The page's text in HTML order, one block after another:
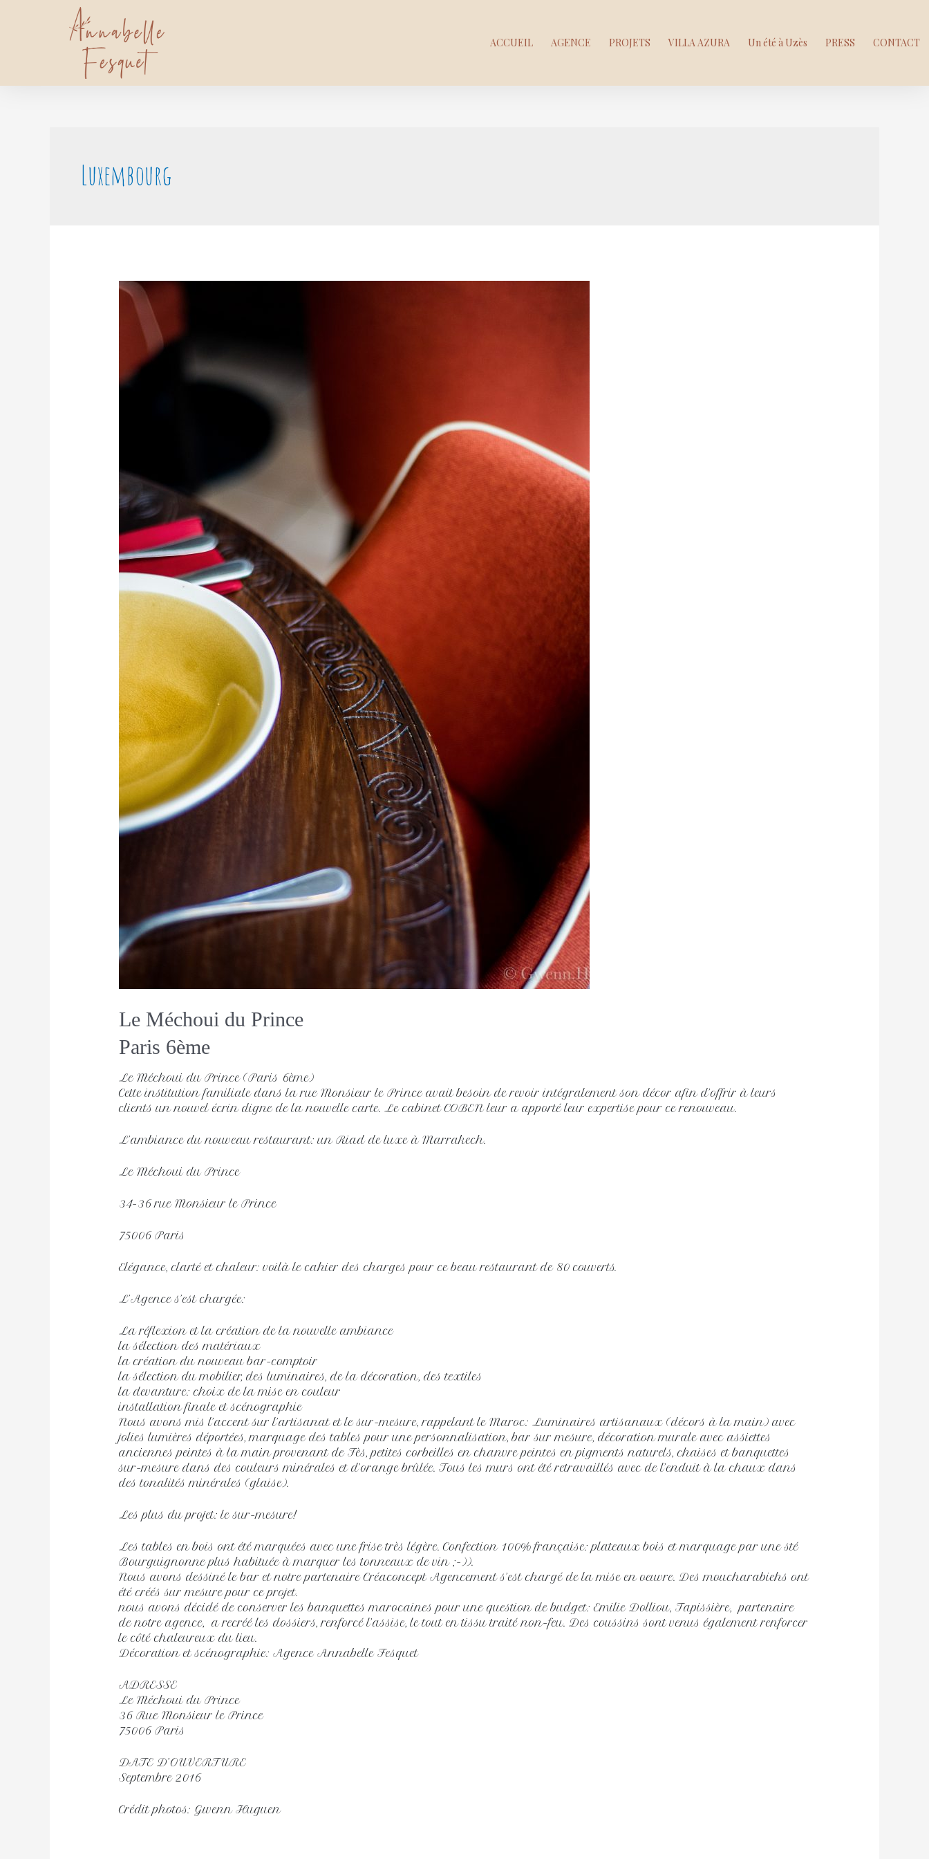
ACCUEIL AGENCE PROJETS VILLA AZURA Un été à Uzès PRESS CONTACT
Luxembourg
Le Méchoui du Prince
Paris 6ème
Le Méchoui du Prince (Paris 6ème)
Cette institution familiale dans la rue Monsieur le Prince avait besoin de revoir intégralement son décor afin d’offrir à leurs
clients un nouvel écrin digne de la nouvelle carte. Le cabinet COBEN leur a apporté leur expertise pour ce renouveau.
L’ambiance du nouveau restaurant: un Riad de luxe à Marrakech.
Le Méchoui du Prince
34-36 rue Monsieur le Prince
75006 Paris
Elégance, clarté et chaleur: voilà le cahier des charges pour ce beau restaurant de 80 couverts.
L’Agence s’est chargée:
La réflexion et la création de la nouvelle ambiance
la sélection des matériaux
la création du nouveau bar-comptoir
la sélection du mobilier, des luminaires, de la décoration, des textiles
la devanture: choix de la mise en couleur
installation finale et scénographie
Nous avons mis l’accent sur l’artisanat et le sur-mesure, rappelant le Maroc: Luminaires artisanaux (décors à la main) avec
jolies lumières déportées, marquage des tables pour une personnalisation, bar sur mesure, décoration murale avec assiettes
anciennes peintes à la main provenant de Fès, petites corbeilles en chanvre peintes en pigments naturels, chaises et banquettes
sur-mesure dans des couleurs minérales et d’orange brûlée. Tous les murs ont été retravaillés avec de l’enduit à la chaux dans
des tonalités minérales (glaise).
Les plus du projet: le sur-mesure!
Les tables en bois ont été marquées avec une frise très légère. Confection 100% française: plateaux bois et marquage par une sté
Bourguignonne plus habituée à marquer les tonneaux de vin ;-)).
Nous avons dessiné le bar et notre partenaire Créaconcept Agencement s’est chargé de la mise en oeuvre. Des moucharabiehs ont
été créés sur mesure pour ce projet.
nous avons décidé de conserver les banquettes marocaines pour une question de budget: Emilie Dolliou, Tapissière, partenaire
de notre agence, a recréé les dossiers, renforcé l’assise, le tout en tissu traité non-feu. Des coussins sont venus également renforcer
le côté chaleureux du lieu.
Décoration et scénographie: Agence Annabelle Fesquet
ADRESSE
Le Méchoui du Prince
36 Rue Monsieur le Prince
75006 Paris
DATE D’OUVERTURE
Septembre 2016
Crédit photos: Gwenn Huguen